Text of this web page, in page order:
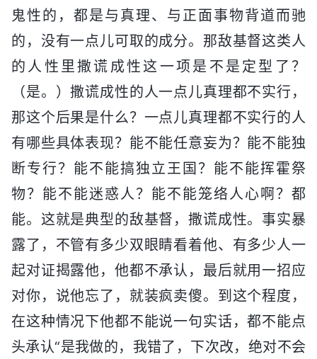
鬼性的，都是与真理、与正面事物背道而驰
的，没有一点儿可取的成分。那敌基督这类人
的人性里撒谎成性这一项是不是定型了？
（是。）撒谎成性的人一点儿真理都不实行，
那这个后果是什么？一点儿真理都不实行的人
有哪些具体表现？能不能任意妄为？能不能独
断专行？能不能搞独立王国？能不能挥霍祭
物？能不能迷惑人？能不能笼络人心啊？都
能。这就是典型的敌基督，撒谎成性。事实暴
露了，不管有多少双眼睛看着他、有多少人一
起对证揭露他，他都不承认，最后就用一招应
对你，说他忘了，就装疯卖傻。到这个程度，
在这种情况下他都不能说一句实话，都不能点
头承认“是我做的，我错了，下次改，绝对不会